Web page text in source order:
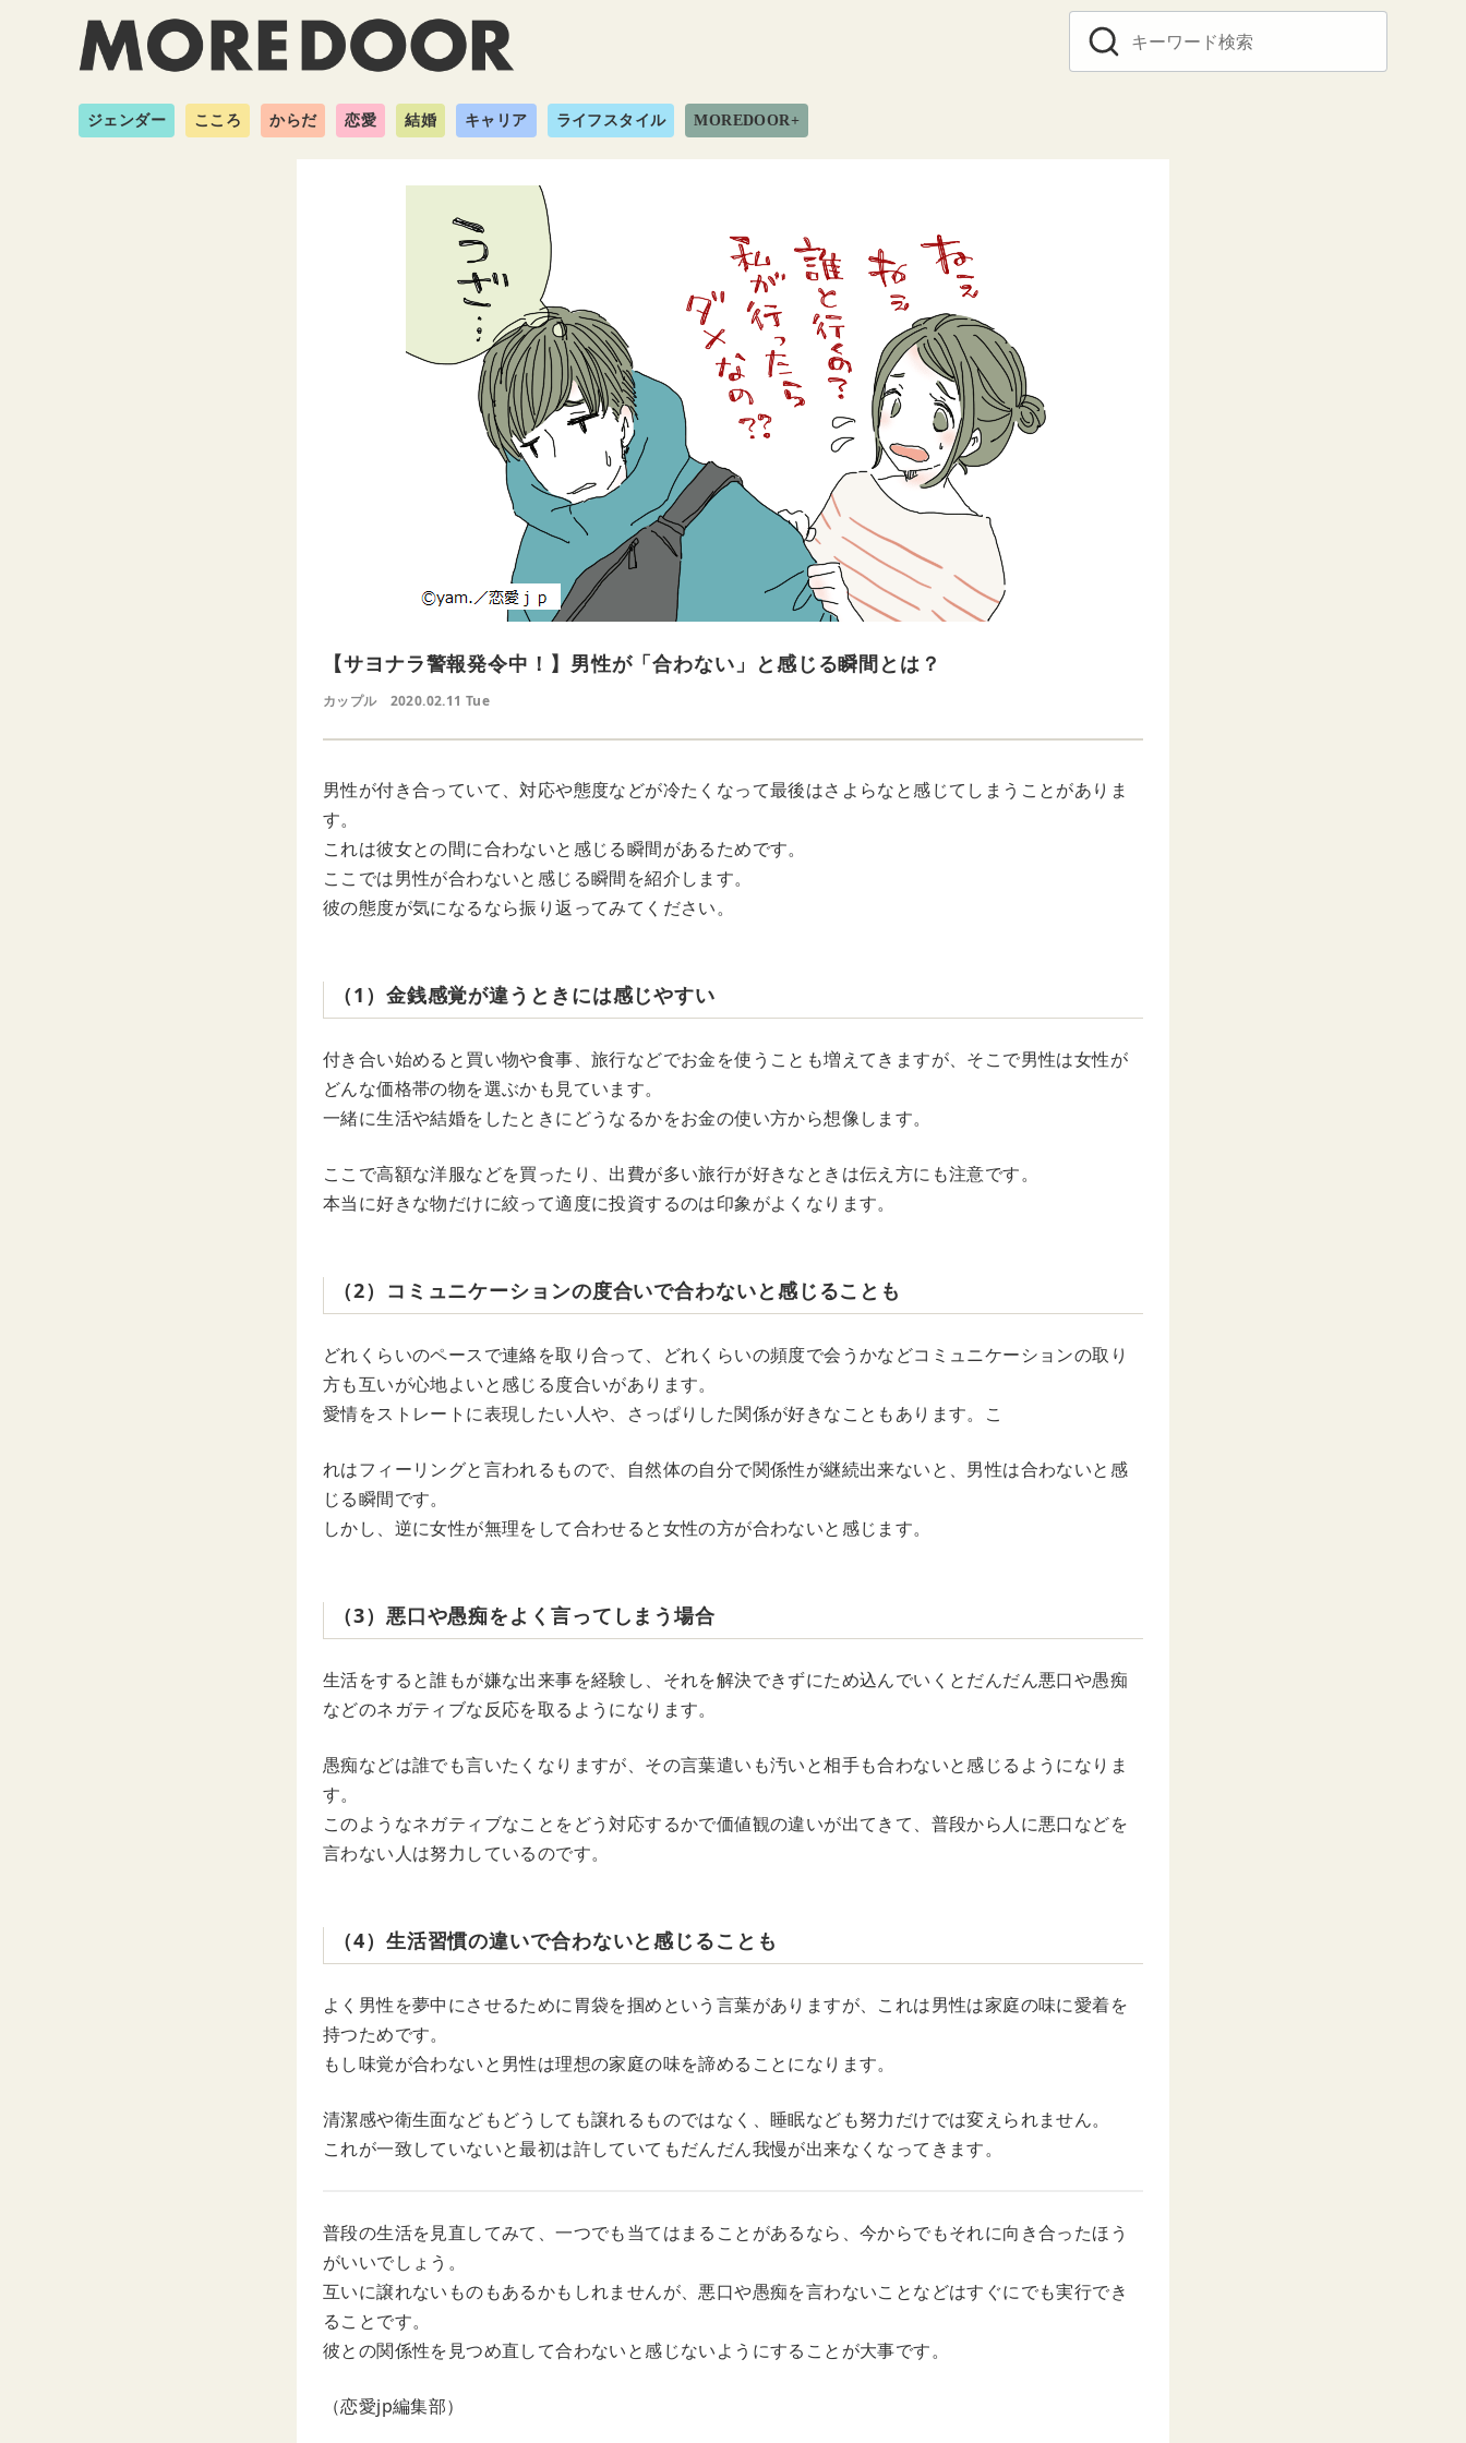
ジェンダー こころ からだ 恋愛 結婚 キャリア ライフスタイル MOREDOOR+
【サヨナラ警報発令中！】男性が「合わない」と感じる瞬間とは？
カップル 2020.02.11 Tue
男性が付き合っていて、対応や態度などが冷たくなって最後はさよらなと感じてしまうことがありま
す。
これは彼女との間に合わないと感じる瞬間があるためです。
ここでは男性が合わないと感じる瞬間を紹介します。
彼の態度が気になるなら振り返ってみてください。
（1）金銭感覚が違うときには感じやすい
付き合い始めると買い物や食事、旅行などでお金を使うことも増えてきますが、そこで男性は女性が
どんな価格帯の物を選ぶかも見ています。
一緒に生活や結婚をしたときにどうなるかをお金の使い方から想像します。
ここで高額な洋服などを買ったり、出費が多い旅行が好きなときは伝え方にも注意です。
本当に好きな物だけに絞って適度に投資するのは印象がよくなります。
（2）コミュニケーションの度合いで合わないと感じることも
どれくらいのペースで連絡を取り合って、どれくらいの頻度で会うかなどコミュニケーションの取り
方も互いが心地よいと感じる度合いがあります。
愛情をストレートに表現したい人や、さっぱりした関係が好きなこともあります。こ
れはフィーリングと言われるもので、自然体の自分で関係性が継続出来ないと、男性は合わないと感
じる瞬間です。
しかし、逆に女性が無理をして合わせると女性の方が合わないと感じます。
（3）悪口や愚痴をよく言ってしまう場合
生活をすると誰もが嫌な出来事を経験し、それを解決できずにため込んでいくとだんだん悪口や愚痴
などのネガティブな反応を取るようになります。
愚痴などは誰でも言いたくなりますが、その言葉遣いも汚いと相手も合わないと感じるようになりま
す。
このようなネガティブなことをどう対応するかで価値観の違いが出てきて、普段から人に悪口などを
言わない人は努力しているのです。
（4）生活習慣の違いで合わないと感じることも
よく男性を夢中にさせるために胃袋を掴めという言葉がありますが、これは男性は家庭の味に愛着を
持つためです。
もし味覚が合わないと男性は理想の家庭の味を諦めることになります。
清潔感や衛生面などもどうしても譲れるものではなく、睡眠なども努力だけでは変えられません。
これが一致していないと最初は許していてもだんだん我慢が出来なくなってきます。
普段の生活を見直してみて、一つでも当てはまることがあるなら、今からでもそれに向き合ったほう
がいいでしょう。
互いに譲れないものもあるかもしれませんが、悪口や愚痴を言わないことなどはすぐにでも実行でき
ることです。
彼との関係性を見つめ直して合わないと感じないようにすることが大事です。
（恋愛jp編集部）